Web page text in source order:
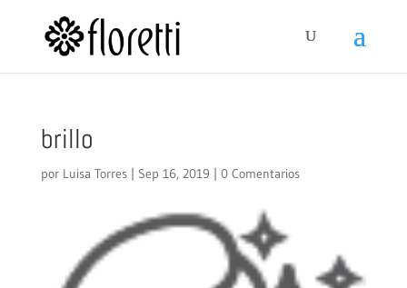
brillo
por Luisa Torres| Sep 16, 2019 | 0 Comentarios